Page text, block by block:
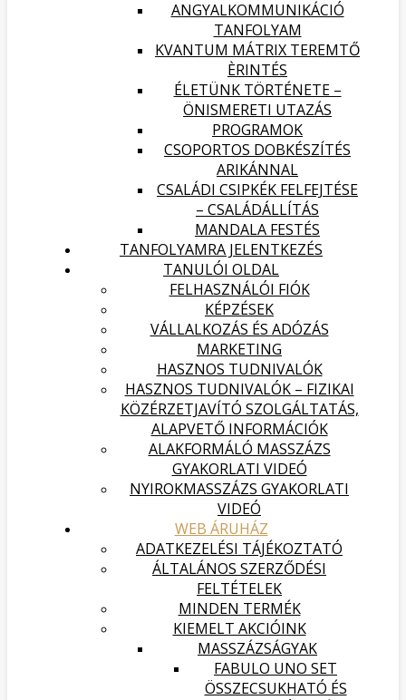
ANGYALKOMMUNIKÁCIÓ
TANFOLYAM
KVANTUM MÁTRIX TEREMTŐ
ÈRINTÉS
ÉLETÜNK TÖRTÉNETE –
ÖNISMERETI UTAZÁS
PROGRAMOK
CSOPORTOS DOBKÉSZÍTÉS
ARIKÁNNAL
CSALÁDI CSIPKÉK FELFEJTÉSE
– CSALÁDÁLLÍTÁS
MANDALA FESTÉS
TANFOLYAMRA JELENTKEZÉS
TANULÓI OLDAL
FELHASZNÁLÓI FIÓK
KÉPZÉSEK
VÁLLALKOZÁS ÉS ADÓZÁS
MARKETING
HASZNOS TUDNIVALÓK
HASZNOS TUDNIVALÓK – FIZIKAI
KÖZÉRZETJAVÍTÓ SZOLGÁLTATÁS,
ALAPVETŐ INFORMÁCIÓK
ALAKFORMÁLÓ MASSZÁZS
GYAKORLATI VIDEÓ
NYIROKMASSZÁZS GYAKORLATI
VIDEÓ
WEB ÁRUHÁZ
ADATKEZELÉSI TÁJÉKOZTATÓ
ÁLTALÁNOS SZERZŐDÉSI
FELTÉTELEK
MINDEN TERMÉK
KIEMELT AKCIÓINK
MASSZÁZSÁGYAK
FABULO UNO SET
ÖSSZECSUKHATÓ ÉS